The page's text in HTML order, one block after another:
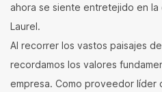
ahora se siente entretejido en
Laurel.
Al recorrer los vastos paisajes
recordamos los valores
empresa. Como proveedor líder